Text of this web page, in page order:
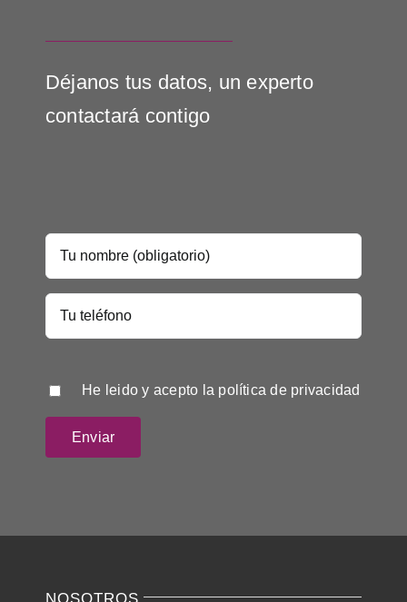
Déjanos tus datos, un experto
contactará contigo
He leido y acepto la política de privacidad